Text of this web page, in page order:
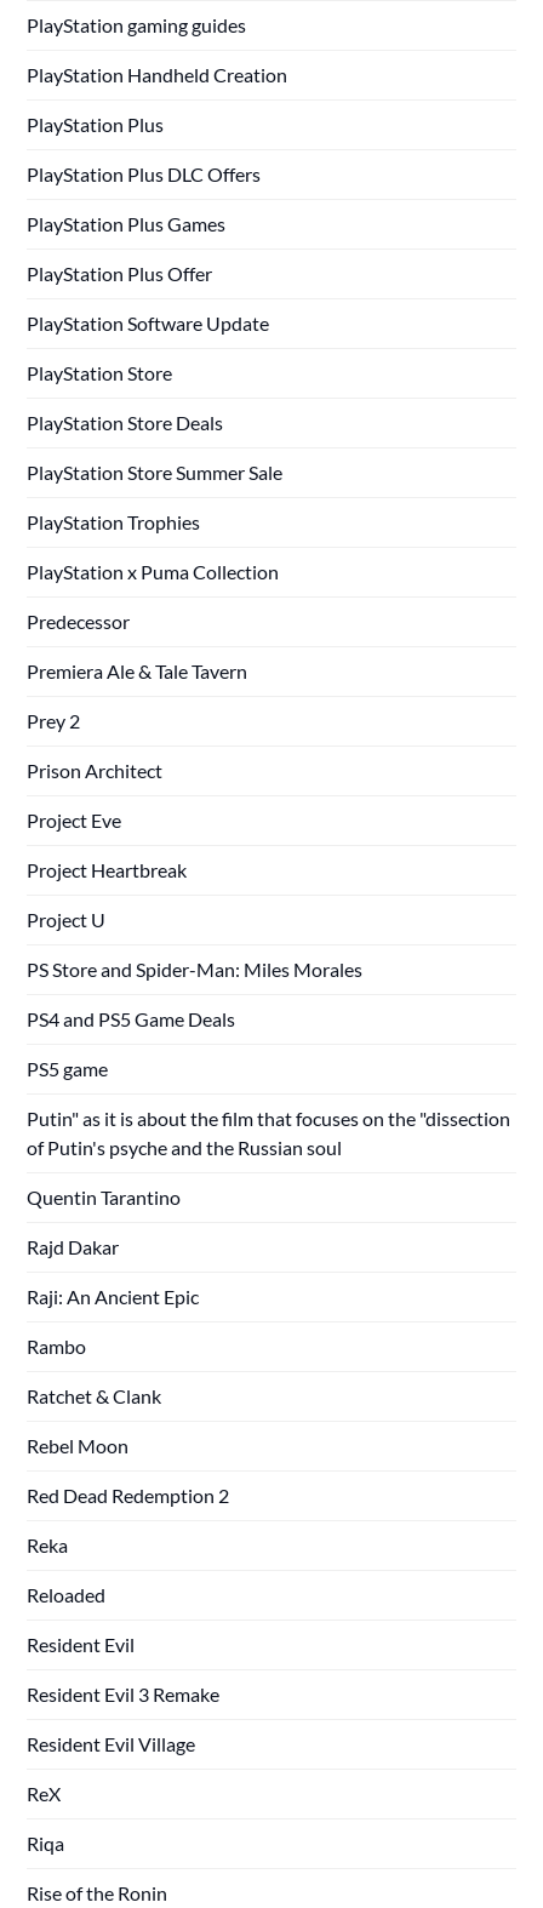
PlayStation gaming guides
PlayStation Handheld Creation
PlayStation Plus
PlayStation Plus DLC Offers
PlayStation Plus Games
PlayStation Plus Offer
PlayStation Software Update
PlayStation Store
PlayStation Store Deals
PlayStation Store Summer Sale
PlayStation Trophies
PlayStation x Puma Collection
Predecessor
Premiera Ale & Tale Tavern
Prey 2
Prison Architect
Project Eve
Project Heartbreak
Project U
PS Store and Spider-Man: Miles Morales
PS4 and PS5 Game Deals
PS5 game
Putin" as it is about the film that focuses on the "dissection
of Putin's psyche and the Russian soul
Quentin Tarantino
Rajd Dakar
Raji: An Ancient Epic
Rambo
Ratchet & Clank
Rebel Moon
Red Dead Redemption 2
Reka
Reloaded
Resident Evil
Resident Evil 3 Remake
Resident Evil Village
ReX
Riqa
Rise of the Ronin